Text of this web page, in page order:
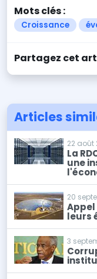
Mots clés :
Croissance
Partagez cet
Articles
22 août
La
une
20
leurs
3